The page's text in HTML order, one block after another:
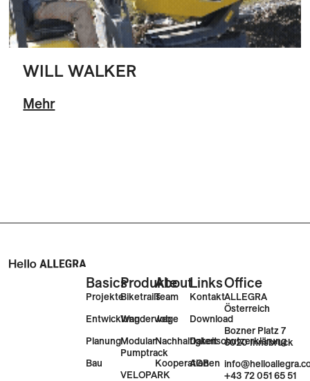
WILL WALKER
Mehr
Basics
Projekte
Entwicklung
Planung
Bau
Produkte
Biketrails
Wanderwege
Modular
Pumptrack
VELOPARK
About
Team
Job
Nachhaltigkeit
Kooperationen
Links
Kontakt
Download
Datenschutzerklärung
AGB
Office
ALLEGRA
Österreich
Bozner Platz 7
6020 Innsbruck
+43 72 051 65 51